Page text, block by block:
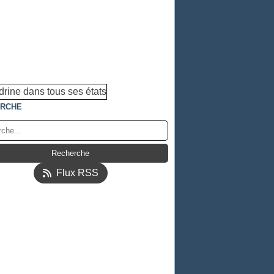
Flux RSS